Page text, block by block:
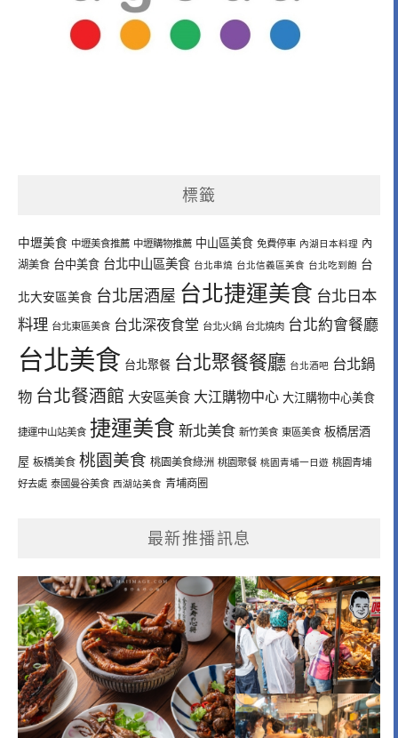
標籤
中壢美食 中壢美食推薦 中壢購物推薦 中山區美食 免費停車 內湖日本料理 內
湖美食 台中美食 台北中山區美食 台北串燒 台北信義區美食 台北吃到飽 台
北大安區美食 台北居酒屋 台北捷運美食 台北日本
料理 台北東區美食 台北深夜食堂 台北火鍋 台北燒肉 台北約會餐廳
台北美食 台北聚餐 台北聚餐餐廳 台北酒吧 台北鍋
物 台北餐酒館 大安區美食 大江購物中心 大江購物中心美食
捷運中山站美食 捷運美食 新北美食 新竹美食 東區美食 板橋居酒
屋 板橋美食 桃園美食 桃園美食綠洲 桃園聚餐 桃園青埔一日遊 桃園青埔
好去處 泰國曼谷美食 西湖站美食 青埔商圈
最新推播訊息